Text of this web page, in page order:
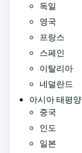
독일
영국
프랑스
스페인
이탈리아
네덜란드
아시아 태평양
중국
인도
일본